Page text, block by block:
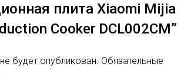
плита Xiaomi Mijia
Cooker DCL002CM”
будет опубликован. Обязательные